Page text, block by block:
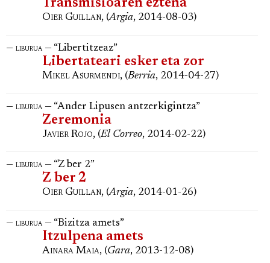
Transmisioaren eztena
Oier Guillan, (Argia, 2014-08-03)
— liburua — “Libertitzeaz”
Libertateari esker eta zor
Mikel Asurmendi, (Berria, 2014-04-27)
— liburua — “Ander Lipusen antzerkigintza”
Zeremonia
Javier Rojo, (El Correo, 2014-02-22)
— liburua — “Z ber 2”
Z ber 2
Oier Guillan, (Argia, 2014-01-26)
— liburua — “Bizitza amets”
Itzulpena amets
Ainara Maia, (Gara, 2013-12-08)